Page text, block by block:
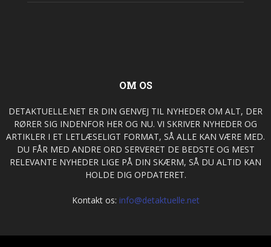
OM OS
DETAKTUELLE.NET ER DIN GENVEJ TIL NYHEDER OM ALT, DER
RØRER SIG INDENFOR HER OG NU. VI SKRIVER NYHEDER OG
ARTIKLER I ET LETLÆSELIGT FORMAT, SÅ ALLE KAN VÆRE MED.
DU FÅR MED ANDRE ORD SERVERET DE BEDSTE OG MEST
RELEVANTE NYHEDER LIGE PÅ DIN SKÆRM, SÅ DU ALTID KAN
HOLDE DIG OPDATERET.
Kontakt os: info@detaktuelle.net